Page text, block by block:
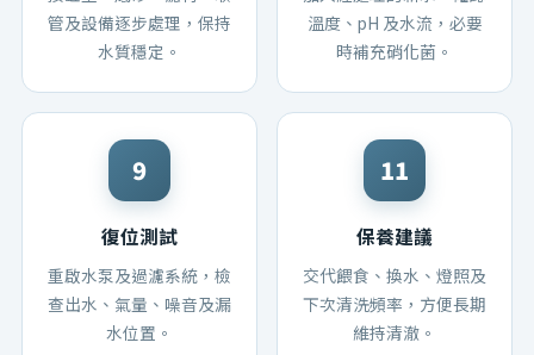
管及設備逐步處理，保持
水質穩定。
溫度、pH 及水流，必要
時補充硝化菌。
復位測試
重啟水泵及過濾系統，檢
查出水、氣量、噪音及漏
水位置。
保養建議
交代餵食、換水、燈照及
下次清洗頻率，方便長期
維持清澈。